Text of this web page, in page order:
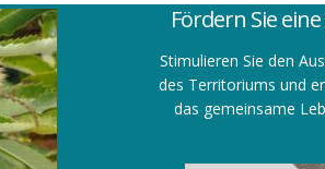
Fördern Sie
Stimulieren Sie den
des Territoriums und
das gemeinsame